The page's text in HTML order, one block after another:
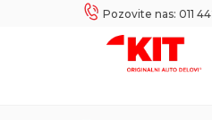
Pozovite nas: 011
SIGURNO